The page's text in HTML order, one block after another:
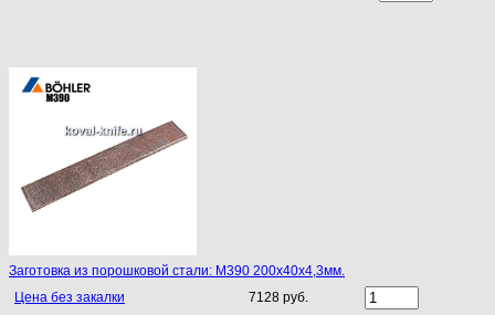
Заготовка из порошковой стали: M390 200х40х4,3мм.
Цена без закалки
7128 руб.